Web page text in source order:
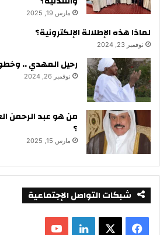
مارس 19, 2025
لماذا هذه الإطلالة الإلكترونية؟
نوفمبر 23, 2024
رحيل المهدي ..
نوفمبر 26, 2024
من هو عبد الرحمن
؟
مارس 15, 2025
شبكات التواصل الإجتماعية